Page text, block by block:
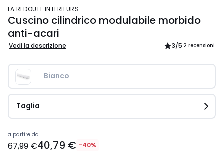
LA REDOUTE INTERIEURS
Cuscino cilindrico modulabile morbido
anti-acari
Vedi la descrizione 3/5 2 recensioni
Bianco
Taglia
Prezzo
a
a partire da
67,99 €40,79 € -40%